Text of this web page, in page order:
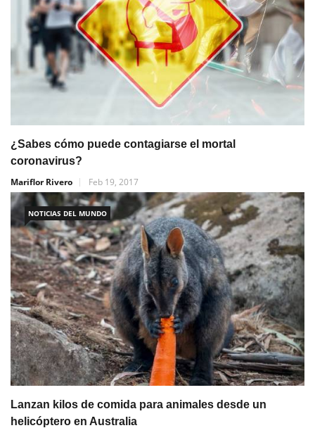
¿Sabes cómo puede contagiarse el mortal
coronavirus?
Mariflor Rivero
Feb 19, 2017
NOTICIAS DEL MUNDO
Lanzan kilos de comida para animales desde un
helicóptero en Australia